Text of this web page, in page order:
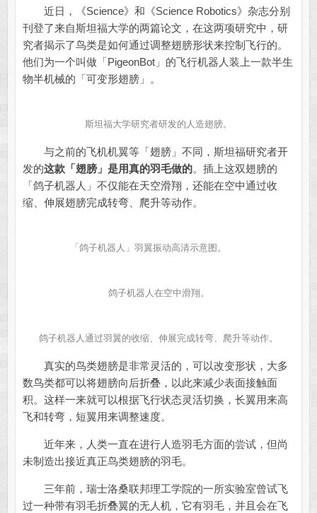
近日，《Science》和《Science Robotics》杂志分别
刊登了来自斯坦福大学的两篇论文，在这两项研究中，研
究者揭示了鸟类是如何通过调整翅膀形状来控制飞行的。
他们为一个叫做「PigeonBot」的飞行机器人装上一款半生
物半机械的「可变形翅膀」。
斯坦福大学研究者研发的人造翅膀。
与之前的飞机机翼等「翅膀」不同，斯坦福研究者开
发的这款「翅膀」是用真的羽毛做的。插上这双翅膀的
「鸽子机器人」不仅能在天空滑翔，还能在空中通过收
缩、伸展翅膀完成转弯、爬升等动作。
「鸽子机器人」羽翼振动高清示意图。
鸽子机器人在空中滑翔。
鸽子机器人通过羽翼的收缩、伸展完成转弯、爬升等动作。
真实的鸟类翅膀是非常灵活的，可以改变形状，大多
数鸟类都可以将翅膀向后折叠，以此来减少表面接触面
积。这样一来就可以根据飞行状态灵活切换，长翼用来高
飞和转弯，短翼用来调整速度。
近年来，人类一直在进行人造羽毛方面的尝试，但尚
未制造出接近真正鸟类翅膀的羽毛。
三年前，瑞士洛桑联邦理工学院的一所实验室曾试飞
过一种带有羽毛折叠翼的无人机，它有羽毛，并且会在飞